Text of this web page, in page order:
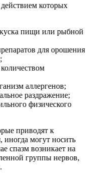
которых
пищи или рыбной
для орошения
аллергенов;
раздражение;
физического
приводят к
иногда могут носить
спазм возникает на
группы нервов,